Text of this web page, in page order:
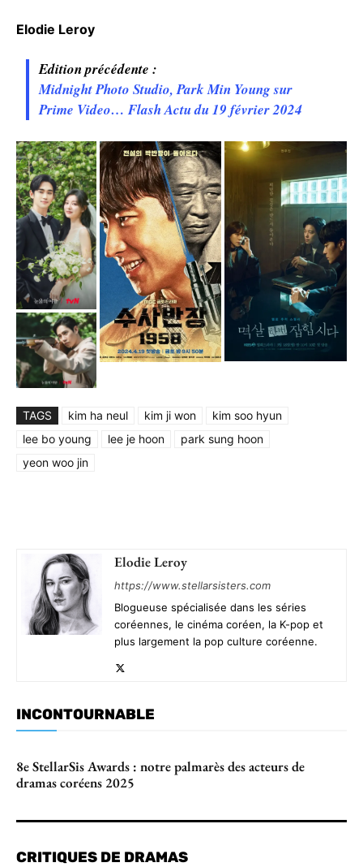
Elodie Leroy
Edition précédente :
Midnight Photo Studio, Park Min Young sur
Prime Video… Flash Actu du 19 février 2024
TAGS kim ha neul kim ji won
kim soo hyun
lee bo young
lee je hoon
park sung hoon
yeon woo jin
Elodie Leroy
https://www.stellarsisters.com
Blogueuse spécialisée dans les séries
coréennes, le cinéma coréen, la K-pop et
plus largement la pop culture coréenne.
INCONTOURNABLE
8e StellarSis Awards : notre palmarès des acteurs de
dramas coréens 2025
CRITIQUES DE DRAMAS